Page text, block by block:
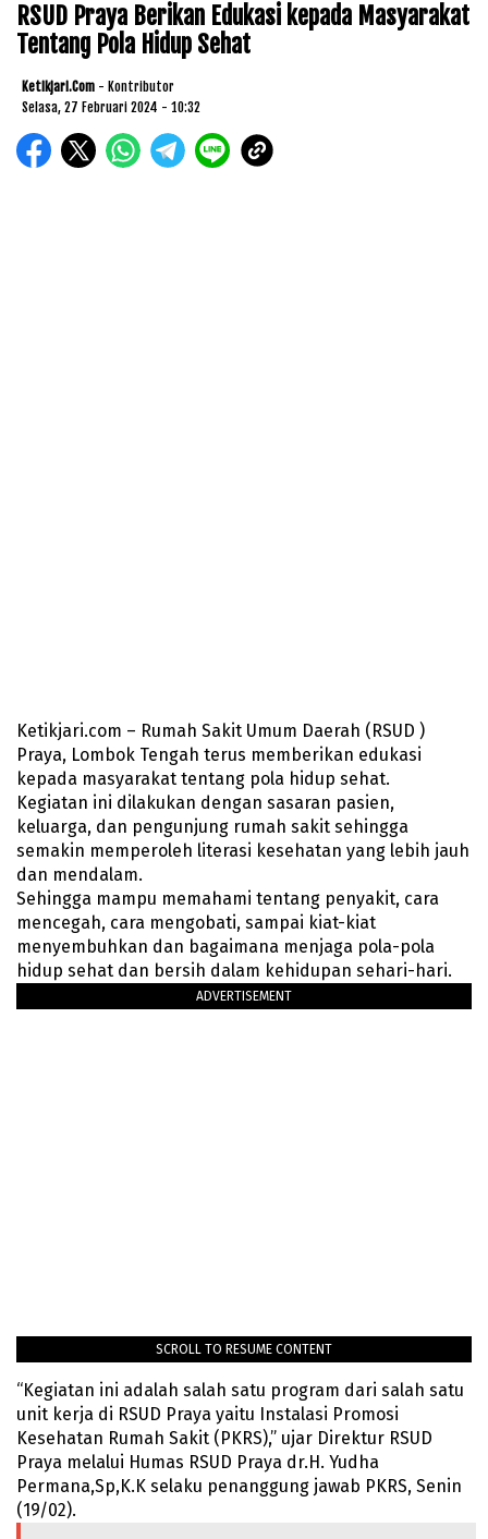
RSUD Praya Berikan Edukasi kepada Masyarakat
Tentang Pola Hidup Sehat
Ketikjari.com - Kontributor
Selasa, 27 Februari 2024 - 10:32
Ketikjari.com – Rumah Sakit Umum Daerah (RSUD )
Praya, Lombok Tengah terus memberikan edukasi
kepada masyarakat tentang pola hidup sehat.
Kegiatan ini dilakukan dengan sasaran pasien,
keluarga, dan pengunjung rumah sakit sehingga
semakin memperoleh literasi kesehatan yang lebih jauh
dan mendalam.
Sehingga mampu memahami tentang penyakit, cara
mencegah, cara mengobati, sampai kiat-kiat
menyembuhkan dan bagaimana menjaga pola-pola
hidup sehat dan bersih dalam kehidupan sehari-hari.
ADVERTISEMENT
SCROLL TO RESUME CONTENT
“Kegiatan ini adalah salah satu program dari salah satu
unit kerja di RSUD Praya yaitu Instalasi Promosi
Kesehatan Rumah Sakit (PKRS),” ujar Direktur RSUD
Praya melalui Humas RSUD Praya dr.H. Yudha
Permana,Sp,K.K selaku penanggung jawab PKRS, Senin
(19/02).